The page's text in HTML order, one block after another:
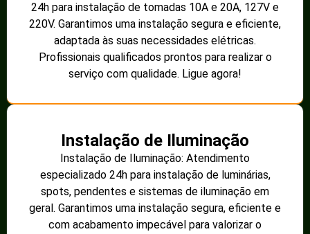
24h para instalação de tomadas 10A e 20A, 127V e
220V. Garantimos uma instalação segura e eficiente,
adaptada às suas necessidades elétricas.
Profissionais qualificados prontos para realizar o
serviço com qualidade. Ligue agora!
Instalação de Iluminação
Instalação de Iluminação: Atendimento
especializado 24h para instalação de luminárias,
spots, pendentes e sistemas de iluminação em
geral. Garantimos uma instalação segura, eficiente e
com acabamento impecável para valorizar o